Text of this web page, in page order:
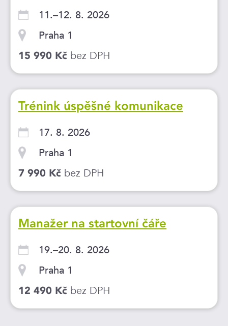
11.–12. 8. 2026
Praha 1
15 990 Kč bez DPH
Trénink úspěšné komunikace
17. 8. 2026
Praha 1
7 990 Kč bez DPH
Manažer na startovní čáře
19.–20. 8. 2026
Praha 1
12 490 Kč bez DPH